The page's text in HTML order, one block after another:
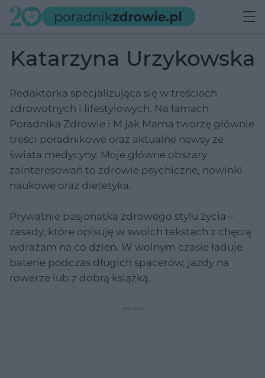
Katarzyna Urzykowska
Redaktorka specjalizująca się w treściach
zdrowotnych i lifestylowych. Na łamach
Poradnika Zdrowie i M jak Mama tworzę głównie
treści poradnikowe oraz aktualne newsy ze
świata medycyny. Moje główne obszary
zainteresowań to zdrowie psychiczne, nowinki
naukowe oraz dietetyka.
Prywatnie pasjonatka zdrowego stylu życia –
zasady, które opisuję w swoich tekstach z chęcią
wdrażam na co dzień. W wolnym czasie ładuje
baterie podczas długich spacerów, jazdy na
rowerze lub z dobrą książką.